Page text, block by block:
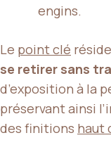
engins.
Le point clé
se retirer sans
d’exposition à la
préservant ainsi
des finitions haut